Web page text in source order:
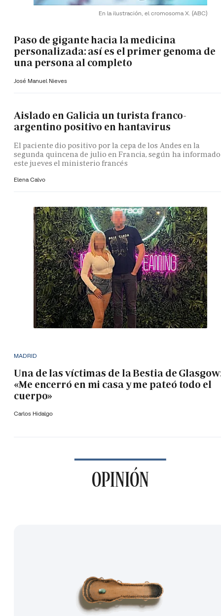
En la ilustración, el cromosoma X. (ABC)
Paso de gigante hacia la medicina
personalizada: así es el primer genoma de
una persona al completo
José Manuel Nieves
Aislado en Galicia un turista franco-
argentino positivo en hantavirus
El paciente dio positivo por la cepa de los Andes en la
segunda quincena de julio en Francia, según ha informado
este jueves el ministerio francés
Elena Calvo
MADRID
Una de las víctimas de la Bestia de
«Me encerró en mi casa y me pateó todo el
cuerpo»
Carlos Hidalgo
OPINIÓN